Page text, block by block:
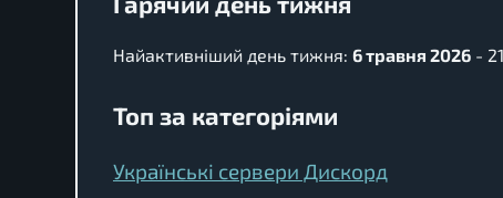
Найактивніший день тижня: 6 травня 2026 -
Топ за категоріями
Українські сервери Дискорд